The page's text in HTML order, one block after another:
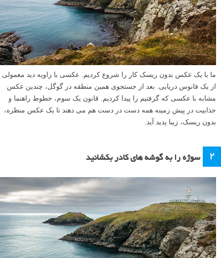
ما با یک عکس بدون ریسک کار را شروع کردیم. عکسی با زاویه دید معمولی
از یک فانوس دریایی. بعد از جستجوی همین منطقه در گوگل، چندین عکس
مشابه با عکسی که گرفتیم را پیدا کردیم. قانون یک سوم، خطوط راهنما و
جذابیت در پیش زمینه همه دست در دست هم می دهند تا یک عکس منظره،
بدون ریسک، زیبا پدید آید.
۲ سوژه را به گوشه های کادر بکشانید